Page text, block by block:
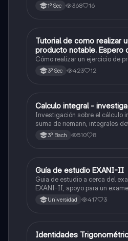
1º Sec 368 16
Matemáticas
Tutorial de como realizar
producto notable. Espero
😜
Cómo realizar un ejercicio de
3º Sec 423 12
Matemáticas
Calculo integral -
Investigación sobre el cálculo
suma de riemann, integrales
fundamental del cálculo,
indefinidas y ejemplos.
3º Bach 510 8
Historia
Guía de estudio EXANI-II
Guia de estudio a cerca del
EXANI-II, apoyo para un
2026.Universidad 417 3
Matemáticas
Identidades